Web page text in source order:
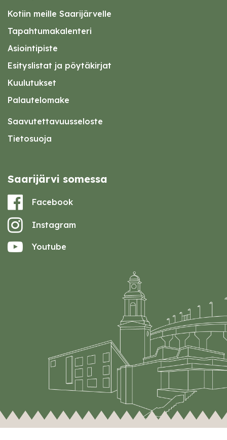
Kotiin meille Saarijärvelle
Tapahtumakalenteri
Asiointipiste
Esityslistat ja pöytäkirjat
Kuulutukset
Palautelomake
Saavutettavuusseloste
Tietosuoja
Saarijärvi somessa
Facebook
Instagram
Youtube